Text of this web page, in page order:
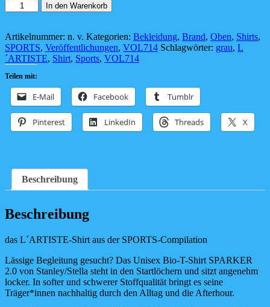
L
Stanley/Stella
Relaxed
Fit
Bio-
T-
Shirt
Menge
In den Warenkorb
Artikelnummer: n. v. Kategorien: Bekleidung, Brand, Oben, Shirts,
SPORTS, Veröffentlichungen, VOL714 Schlagwörter: grau, L
´ARTISTE, Shirt, Sports, VOL714
Teilen mit:
E-Mail Facebook Tumblr
Pinterest LinkedIn Threads X
Beschreibung
Beschreibung
das L´ARTISTE-Shirt aus der SPORTS-Compilation
Lässige Begleitung gesucht? Das Unisex Bio-T-Shirt SPARKER
2.0 von Stanley/Stella steht in den Startlöchern und sitzt angenehm
locker. In softer und schwerer Stoffqualität bringt es seine
Träger*innen nachhaltig durch den Alltag und die Afterhour.